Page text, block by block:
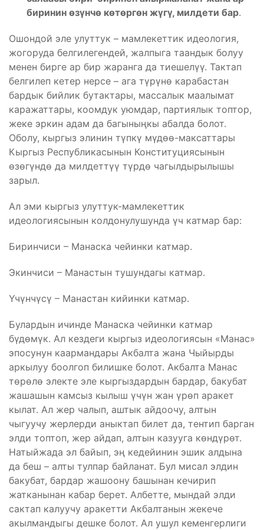
биринин өзүнчө көтөргөн жүгү, милдети бар.
Ошондой эле улуттук – мамлекеттик идеология,
жогоруда белгилегендей, жалпыга таандык болуу
менен бирге ар бир жаранга да тиешелүү. Тактап
белгилеп кетер нерсе – ага түрүнө карабастан
бардык бийлик бутактары, массалык маалымат
каражаттары, коомдук уюмдар, партиялык топтор,
жеке эркин адам да багыныңкы абалда болот.
Оболу, кыргыз элинин түпкү мүдөө-максаттары
Кыргыз Республикасынын Конституциясынын
өзөгүндө да милдеттүү түрдө чагылдырылышы
зарыл.
Ал эми кыргыз улуттук-мамлекеттик
идеологиясынын колдонулушунда үч катмар бар:
Биринчиси – Манаска чейинки катмар.
Экинчиси – Манастын тушундагы катмар.
Үчүнчүсү – Манастан кийинки катмар.
Булардын ичинде Манаска чейинки катмар
бүдөмүк. Ал кездеги кыргыз идеологиясын «Манас»
эпосунун каармандары Акбалта жана Чыйырды
аркылуу боолгоп билишке болот. Акбалта Манас
төрөлө электе эле кыргыздардын бардар, бакубат
жашашын камсыз кылыш үчүн жан үрөп аракет
кылат. Ал жер чалып, аштык айдоочу, алтын
чыгуучу жерлерди аныктап билет да, тентип барган
элди топтоп, жер айдап, алтын казууга көндүрөт.
Натыйжада эл байып, эң кедейинин эшик алдына
да беш – алты тулпар байланат. Бул мисал элдин
бакубат, бардар жашоону башынан кечирип
жатканынан кабар берет. Албетте, мындай элди
сактап калуучу аракетти Акбалтанын жекече
акылмандыгы дешке болот. Ал ушул кеменгерлиги